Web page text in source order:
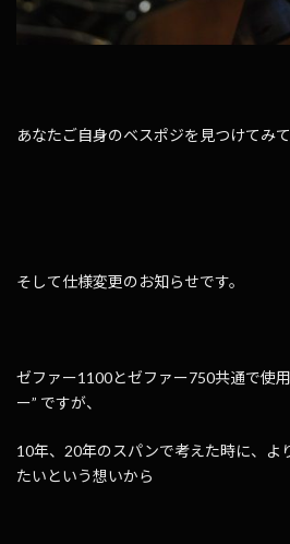
あなたご自身のベスポジを見つけてみ
そして仕様変更のお知らせです。
ゼファー1100とゼファー750共通で使
ー” ですが、
10年、20年のスパンで考えた時に、よ
たいという想いから